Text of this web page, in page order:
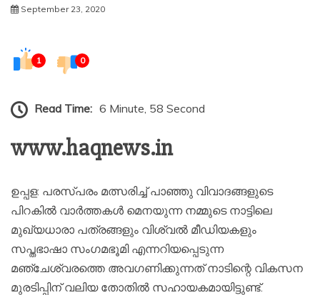
September 23, 2020
1 0
Read Time: 6 Minute, 58 Second
www.haqnews.in
ഉപ്പള: പരസ്പരം മത്സരിച്ച് പാഞ്ഞു വിവാദങ്ങളുടെ
പിറകിൽ വാർത്തകൾ മെനയുന്ന നമ്മുടെ നാട്ടിലെ
മുഖ്യധാരാ പത്രങ്ങളും വിശ്വൽ മീഡിയകളും
സപ്തഭാഷാ സംഗമഭൂമി എന്നറിയപ്പെടുന്ന
മഞ്ചേശ്വരത്തെ അവഗണിക്കുന്നത് നാടിന്റെ വികസന
മുരടിപ്പിന് വലിയ തോതിൽ സഹായകമായിട്ടുണ്ട്.